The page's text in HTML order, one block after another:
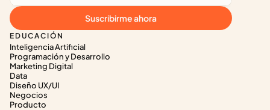
EDUCACIÓN
Inteligencia Artificial
Programación y Desarrollo
Marketing Digital
Data
Diseño UX/UI
Negocios
Producto
Suscribirme ahora